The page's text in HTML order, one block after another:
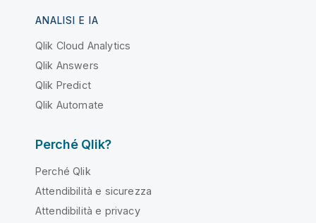
ANALISI E IA
Qlik Cloud Analytics
Qlik Answers
Qlik Predict
Qlik Automate
Perché Qlik?
Perché Qlik
Attendibilità e sicurezza
Attendibilità e privacy